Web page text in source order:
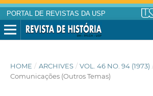
PORTAL DE REVISTAS DA USP
HOME / ARCHIVES / VOL. 46 NO. 94 (1973)
Comunicações (Outros Temas)